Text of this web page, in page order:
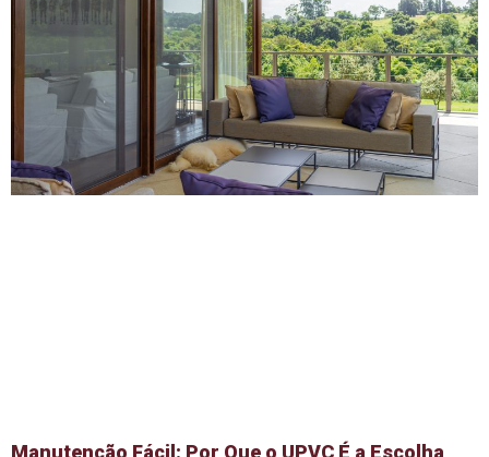
Manutenção Fácil: Por Que o UPVC É a Escolha